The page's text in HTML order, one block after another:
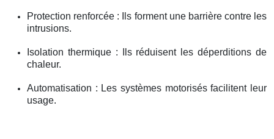
Protection renforcée : Ils forment une barrière contre les
intrusions.
Isolation thermique : Ils réduisent les déperditions de
chaleur.
Automatisation : Les systèmes motorisés facilitent leur
usage.